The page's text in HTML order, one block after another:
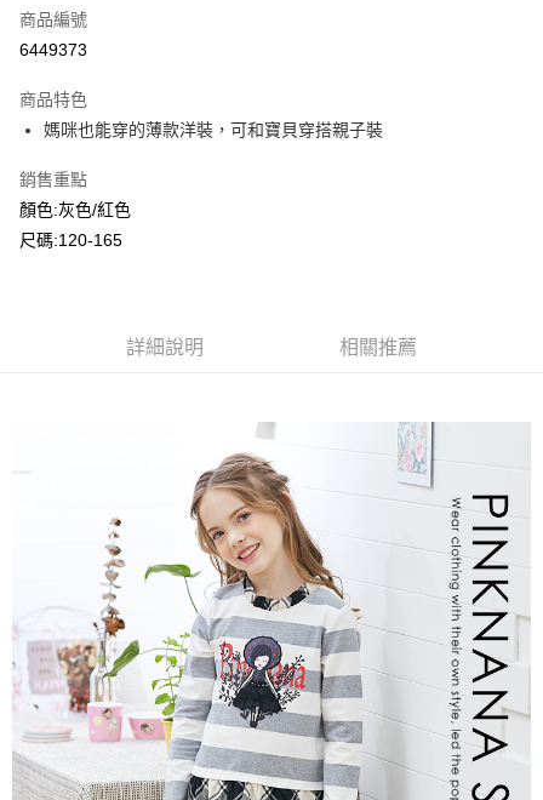
超商取貨付款
Apple Pay
Google Pay
ATM付款
每筆NT$80，滿NT$2,000(含以上)免運費
每筆NT$80，滿NT$2,000(含以上)免運費
7-11付款取貨
每筆NT$80，滿NT$2,000(含以上)免運費
付款後7-11取貨
每筆NT$80，滿NT$2,000(含以上)免運費
每筆NT$80，滿NT$2,000(含以上)免運費
商品編號
6449373
商品特色
媽咪也能穿的薄款洋裝，可和寶貝穿搭親子裝
銷售重點
顏色:灰色/紅色
尺碼:120-165
詳細說明 相關推薦